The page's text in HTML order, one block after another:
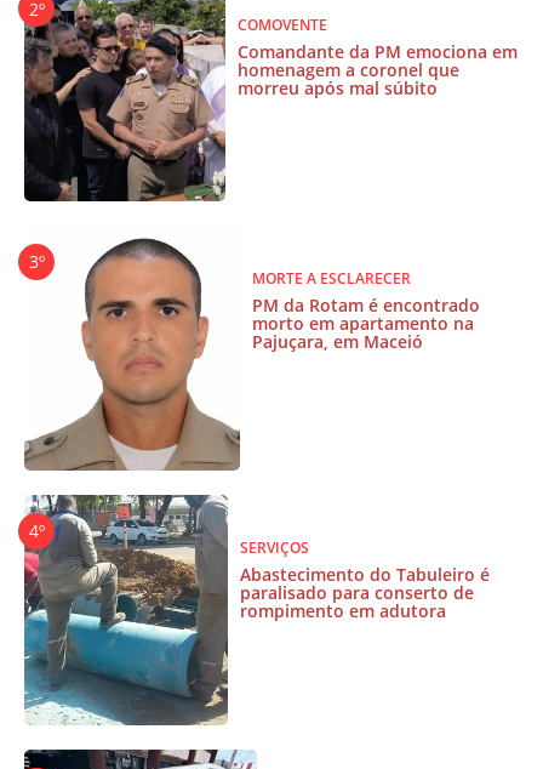
COMOVENTE
Comandante da PM emociona em
homenagem a coronel que
morreu após mal súbito
MORTE A ESCLARECER
PM da Rotam é encontrado
morto em apartamento na
Pajuçara, em Maceió
SERVIÇOS
Abastecimento do Tabuleiro é
paralisado para conserto de
rompimento em adutora